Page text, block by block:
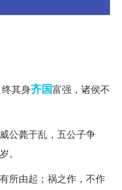
其身齐国富强，诸侯不
公薨于乱，五公子争
。
所由起；祸之作，不作